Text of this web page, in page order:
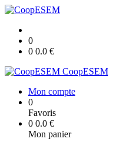
0
0 0.0 €
CoopESEM
Mon compte
0
Favoris
0 0.0 €
Mon panier